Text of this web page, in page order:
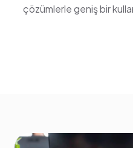
çözümlerle geniş bir